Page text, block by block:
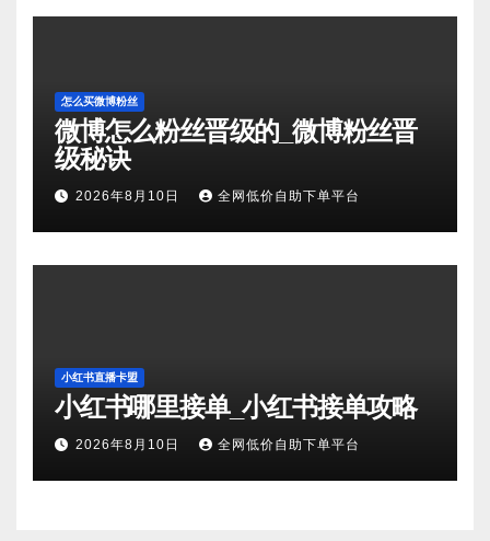
怎么买微博粉丝
微博怎么粉丝晋级的_微博粉丝晋
级秘诀
2026年8月10日 全网低价自助下单平台
小红书直播卡盟
小红书哪里接单_小红书接单攻略
2026年8月10日 全网低价自助下单平台